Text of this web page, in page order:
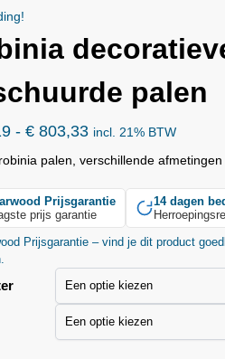
palen
- € 803,33 incl. 21% BTW
palen, verschillende afmetingen
Prijsgarantie
prijs garantie
14 dagen
Prijsgarantie – vind je dit product